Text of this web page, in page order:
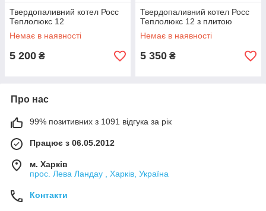
Твердопаливний котел Росс
Теплолюкс 12
Немає в наявності
5 200 ₴
Твердопаливний котел Росс
Теплолюкс 12 з плитою
Немає в наявності
5 350 ₴
Про нас
99% позитивних з 1091 відгука за рік
Працює з 06.05.2012
м. Харків
прос. Лева Ландау , Харків, Україна
Контакти